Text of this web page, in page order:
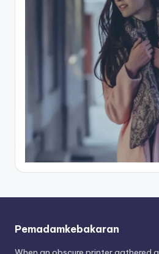
Pemadamkebakaran